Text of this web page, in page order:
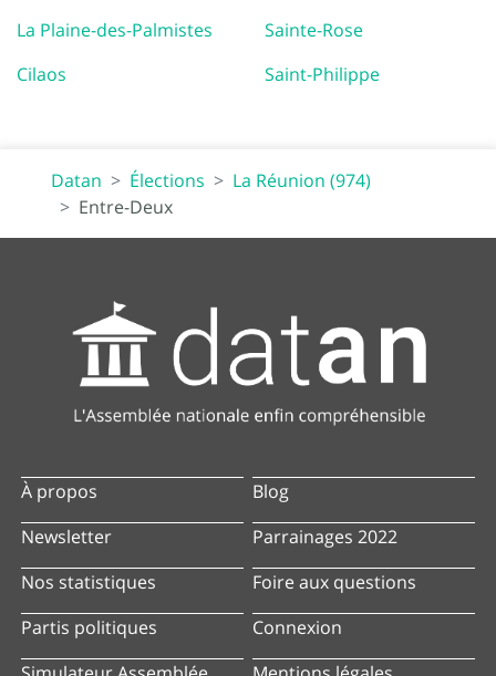
La Plaine-des-Palmistes
Sainte-Rose
Cilaos
Saint-Philippe
Datan Élections
La Réunion (974)
Entre-Deux
À propos
Newsletter
Nos statistiques
Partis politiques
Blog
Parrainages 2022
Foire aux questions
Connexion